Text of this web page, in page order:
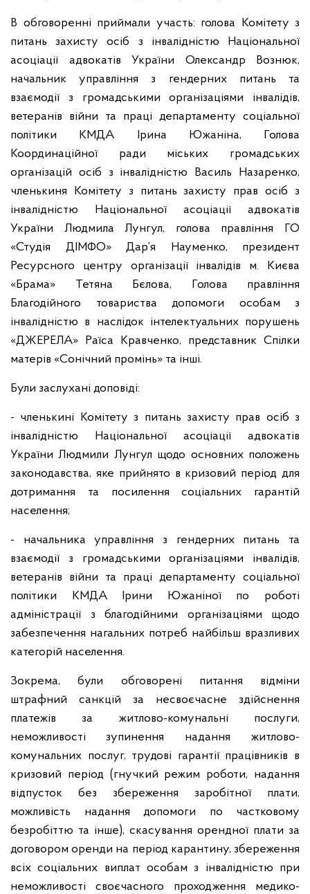
В обговоренні приймали участь: голова Комітету з
питань захисту осіб з інвалідністю Національної
асоціації адвокатів України Олександр Вознюк,
начальник управління з гендерних питань та
взаємодії з громадськими організаціями інвалідів,
ветеранів війни та праці департаменту соціальної
політики КМДА Ірина Южаніна, Голова
Координаційної ради міських громадських
організацій осіб з інвалідністю Василь Назаренко,
членькиня Комітету з питань захисту прав осіб з
інвалідністю Національної асоціації адвокатів
України Людмила Лунгул, голова правління ГО
«Студія ДІМФО» Дар’я Науменко, президент
Ресурсного центру організації інвалідів м. Києва
«Брама» Тетяна Бєлова, Голова правління
Благодійного товариства допомоги особам з
інвалідністю в наслідок інтелектуальних порушень
«ДЖЕРЕЛА» Раїса Кравченко, представник Спілки
матерів «Сонічний промінь» та інші.
Були заслухані доповіді:
- членькині Комітету з питань захисту прав осіб з
інвалідністю Національної асоціації адвокатів
України Людмили Лунгул щодо основних положень
законодавства, яке прийнято в кризовий період для
дотримання та посилення соціальних гарантій
населення;
- начальника управління з гендерних питань та
взаємодії з громадськими організаціями інвалідів,
ветеранів війни та праці департаменту соціальної
політики КМДА Ірини Южаніної по роботі
адміністрації з благодійними організаціями щодо
забезпечення нагальних потреб найбільш вразливих
категорій населення.
Зокрема, були обговорені питання відміни
штрафний санкцій за несвоєчасне здійснення
платежів за житлово-комунальні послуги,
неможливості зупинення надання житлово-
комунальних послуг, трудові гарантії працівників в
кризовий період (гнучкий режим роботи, надання
відпусток без збереження заробітної плати,
можливість надання допомоги по частковому
безробіттю та інше), скасування орендної плати за
договором оренди на період карантину, збереження
всіх соціальних виплат особам з інвалідністю при
неможливості своєчасного проходження медико-